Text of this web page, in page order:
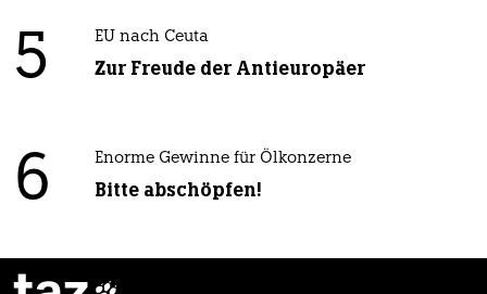
5 EU nach Ceuta
Zur Freude der Antieuropäer
6 Enorme Gewinne für Ölkonzerne
Bitte abschöpfen!